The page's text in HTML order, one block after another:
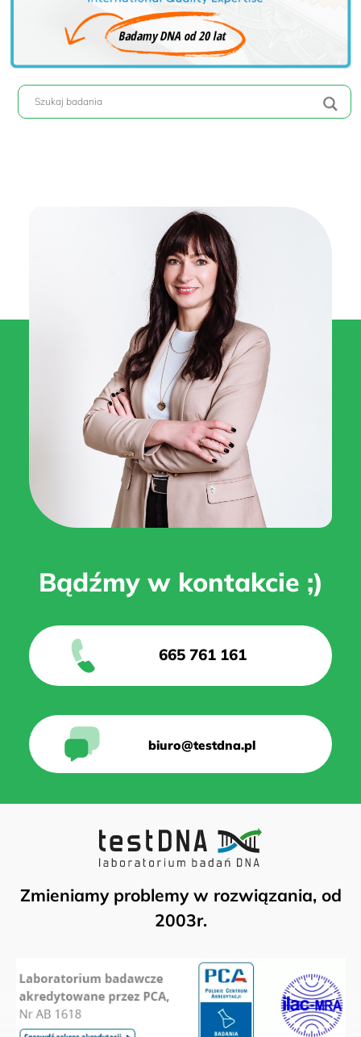
Bądźmy w kontakcie ;)
665 761 161
biuro@testdna.pl
Zmieniamy problemy w rozwiązania, od
2003r.